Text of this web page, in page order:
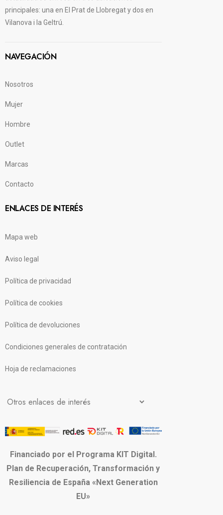
principales: una en El Prat de Llobregat y dos en
Vilanova i la Geltrú.
NAVEGACIÓN
Nosotros
Mujer
Hombre
Outlet
Marcas
Contacto
ENLACES DE INTERÉS
Mapa web
Aviso legal
Política de privacidad
Política de cookies
Política de devoluciones
Condiciones generales de contratación
Hoja de reclamaciones
Financiado por el Programa KIT Digital.
Plan de Recuperación, Transformación y
Resiliencia de España «Next Generation
EU»